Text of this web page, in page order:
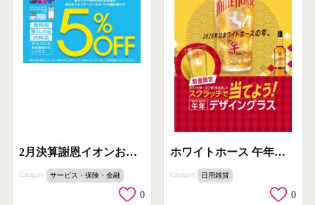
2月決算謝恩イオンお客さま感謝デー5%OFFセール
Category サービス・保険・金融
0
ホワイトホース 午年デザイングラスが当たるキャンペーン
Category 日用雑貨
0